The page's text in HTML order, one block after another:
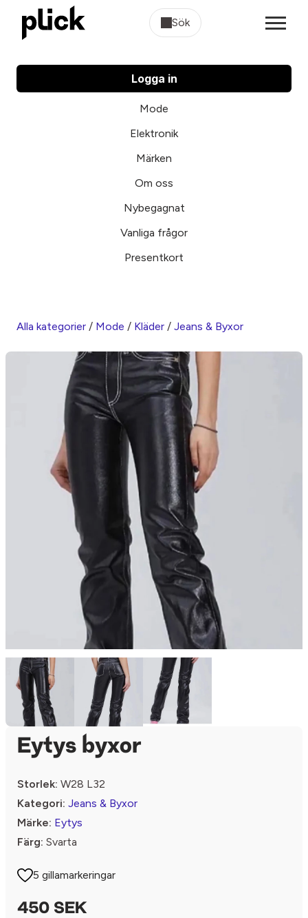
Sök
Logga in
Mode
Elektronik
Märken
Om oss
Nybegagnat
Vanliga frågor
Presentkort
Alla kategorier / Mode / Kläder / Jeans & Byxor
Eytys byxor
Storlek: W28 L32
Kategori: Jeans & Byxor
Märke: Eytys
Färg: Svarta
5 gillamarkeringar
450 SEK